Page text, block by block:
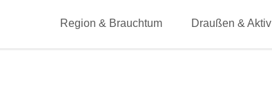
Region & Brauchtum Draußen & Aktiv